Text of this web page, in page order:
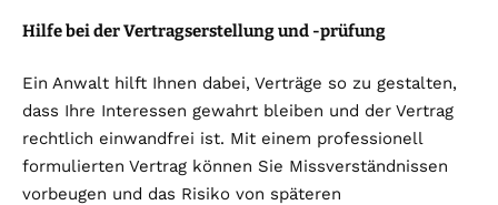
Hilfe bei der Vertragserstellung und -prüfung
Ein Anwalt hilft Ihnen dabei, Verträge so zu gestalten,
dass Ihre Interessen gewahrt bleiben und der Vertrag
rechtlich einwandfrei ist. Mit einem professionell
formulierten Vertrag können Sie Missverständnissen
vorbeugen und das Risiko von späteren